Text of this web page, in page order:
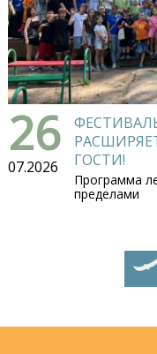
26
07.2026
ГОСТИ!
Программа
пределами